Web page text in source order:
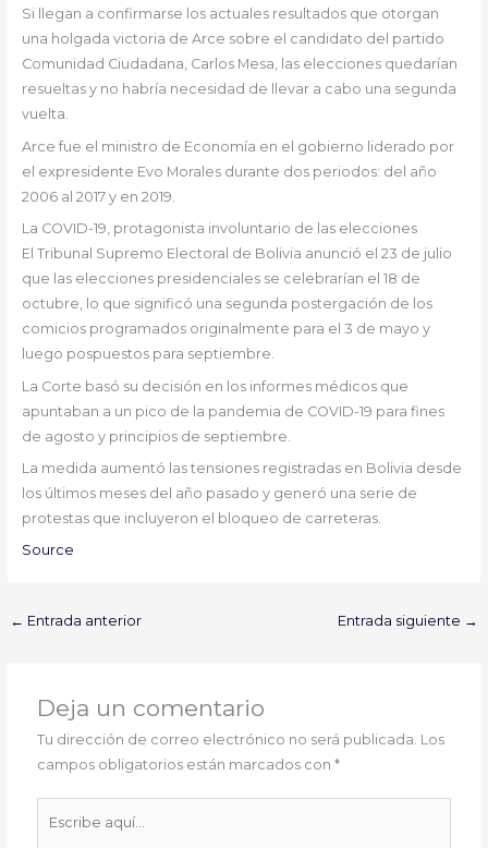
Si llegan a confirmarse los actuales resultados que otorgan
una holgada victoria de Arce sobre el candidato del partido
Comunidad Ciudadana, Carlos Mesa, las elecciones quedarían
resueltas y no habría necesidad de llevar a cabo una segunda
vuelta.
Arce fue el ministro de Economía en el gobierno liderado por
el expresidente Evo Morales durante dos periodos: del año
2006 al 2017 y en 2019.
La COVID-19, protagonista involuntario de las elecciones
El Tribunal Supremo Electoral de Bolivia anunció el 23 de julio
que las elecciones presidenciales se celebrarían el 18 de
octubre, lo que significó una segunda postergación de los
comicios programados originalmente para el 3 de mayo y
luego pospuestos para septiembre.
La Corte basó su decisión en los informes médicos que
apuntaban a un pico de la pandemia de COVID-19 para fines
de agosto y principios de septiembre.
La medida aumentó las tensiones registradas en Bolivia desde
los últimos meses del año pasado y generó una serie de
protestas que incluyeron el bloqueo de carreteras.
Source
← Entrada anterior Entrada siguiente →
Deja un comentario
Tu dirección de correo electrónico no será publicada. Los
campos obligatorios están marcados con*